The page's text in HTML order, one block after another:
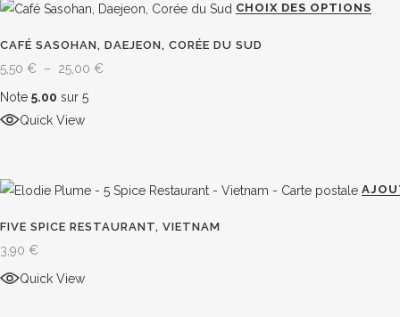
CHOIX DES OPTIONS
être
CAFÉ SASOHAN, DAEJEON, CORÉE DU SUD
5,50 € – 25,00 €Plage
25,00 €
Note 5.00 sur 5
Quick View
FIVE SPICE RESTAURANT, VIETNAM
3,90 €
Quick View